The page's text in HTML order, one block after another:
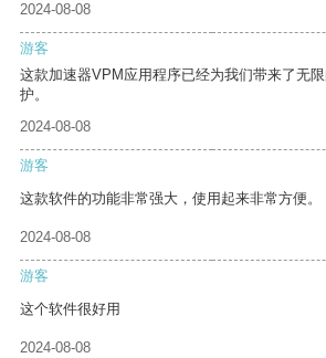
2024-08-08
游客
这款加速器VPM应用程序已经为我们带来了无
护。
2024-08-08
游客
这款软件的功能非常强大，使用起来非常方便。
2024-08-08
游客
这个软件很好用
2024-08-08